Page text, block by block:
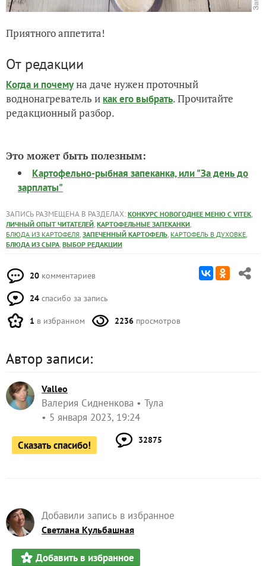
Приятного аппетита!
От редакции
Когда и почемуна даче нужен проточный
воднонагреватель и как его выбрать. Прочитайте
редакционный разбор.
Это может быть полезным:
Картофельно-рыбная запеканка, или "За день до
зарплаты"
ЗАПИСЬ РАЗМЕЩЕНА В РАЗДЕЛАХ: КОНКУРС НОВОГОДНЕЕ МЕНЮ С VITEK,
ЛИЧНЫЙ ОПЫТ ЧИТАТЕЛЕЙ, КАРТОФЕЛЬНЫЕ ЗАПЕКАНКИ,
БЛЮДА ИЗ КАРТОФЕЛЯ, ЗАПЕЧЕННЫЙ КАРТОФЕЛЬ, КАРТОФЕЛЬ В ДУХОВКЕ,
БЛЮДА ИЗ СЫРА, ВЫБОР РЕДАКЦИИ
20 комментариев
24 спасибо за запись
1 в избранном 2236 просмотров
Автор записи:
Valleo
Валерия Сидненкова
Тула
5 января 2023, 19:24
Сказать спасибо! 32875
Добавили запись в избранное
Светлана Кульбашная
Добавить в избранное